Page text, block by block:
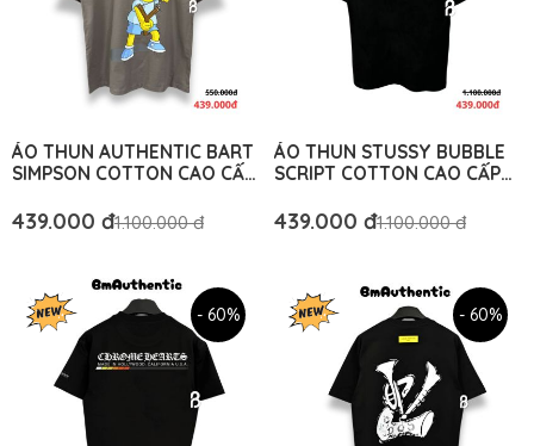
ÁO THUN AUTHENTIC BART
SIMPSON COTTON CAO CẤP
AUTHENTIC
439.000 đ1.100.000 đ
ÁO THUN STUSSY BUBBLE
SCRIPT COTTON CAO CẤP
AUTHENTIC
439.000 đ1.100.000 đ
- 60% - 60%